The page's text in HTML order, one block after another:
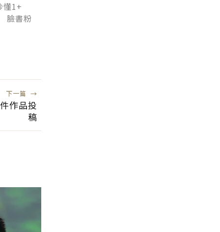
懂1+
臉書粉
下一篇 →
作品投
稿